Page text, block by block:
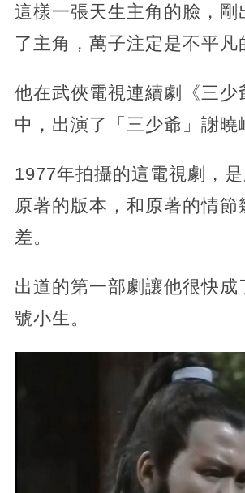
這樣一張天生主角的臉，剛
了主角，萬子注定是不平凡
他在武俠電視連續劇《三少
中，出演了「三少爺」謝曉
1977年拍攝的這電視劇，
原著的版本，和原著的情節
差。
出道的第一部劇讓他很快成
號小生。